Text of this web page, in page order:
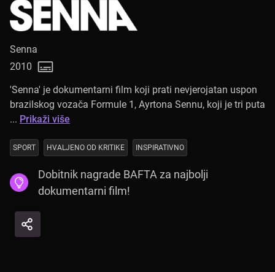
Senna
2010
'Senna' je dokumentarni film koji prati nevjerojatan uspon
brazilskog vozača Formule 1, Ayrtona Sennu, koji je tri puta
... Prikaži više
SPORT HVALJENO OD KRITIKE INSPIRATIVNO
Dobitnik nagrade BAFTA za najbolji
dokumentarni film!